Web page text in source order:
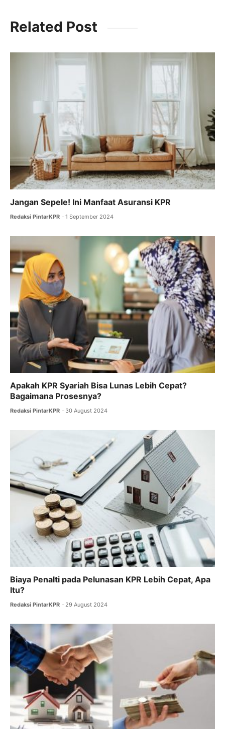
c
e
b
k
itt
er
ai
l
at
s
A
p
a
Related Post
Jangan Sepele! Ini Manfaat Asuransi KPR
Redaksi PintarKPR 1 September 2024
Apakah KPR Syariah Bisa Lunas Lebih Cepat?
Bagaimana Prosesnya?
Redaksi PintarKPR 30 August 2024
Biaya Penalti pada Pelunasan KPR Lebih Cepat, Apa
Itu?
Redaksi PintarKPR 29 August 2024